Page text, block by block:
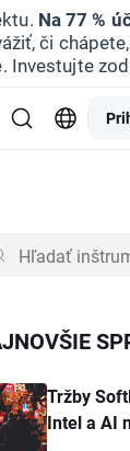
Na 77 %
či chápete,
Investujte
Tržby
Intel a AI